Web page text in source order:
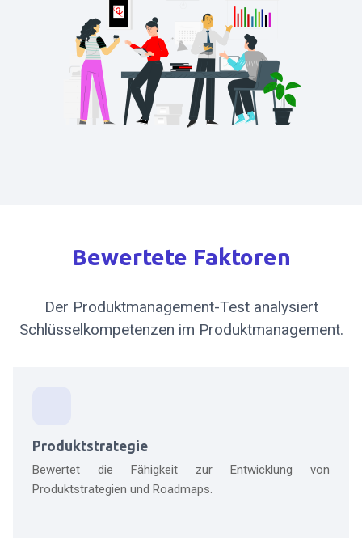
Bewertete Faktoren
Der Produktmanagement-Test analysiert
Schlüsselkompetenzen im Produktmanagement.
Produktstrategie
Bewertet die Fähigkeit zur Entwicklung von
Produktstrategien und Roadmaps.